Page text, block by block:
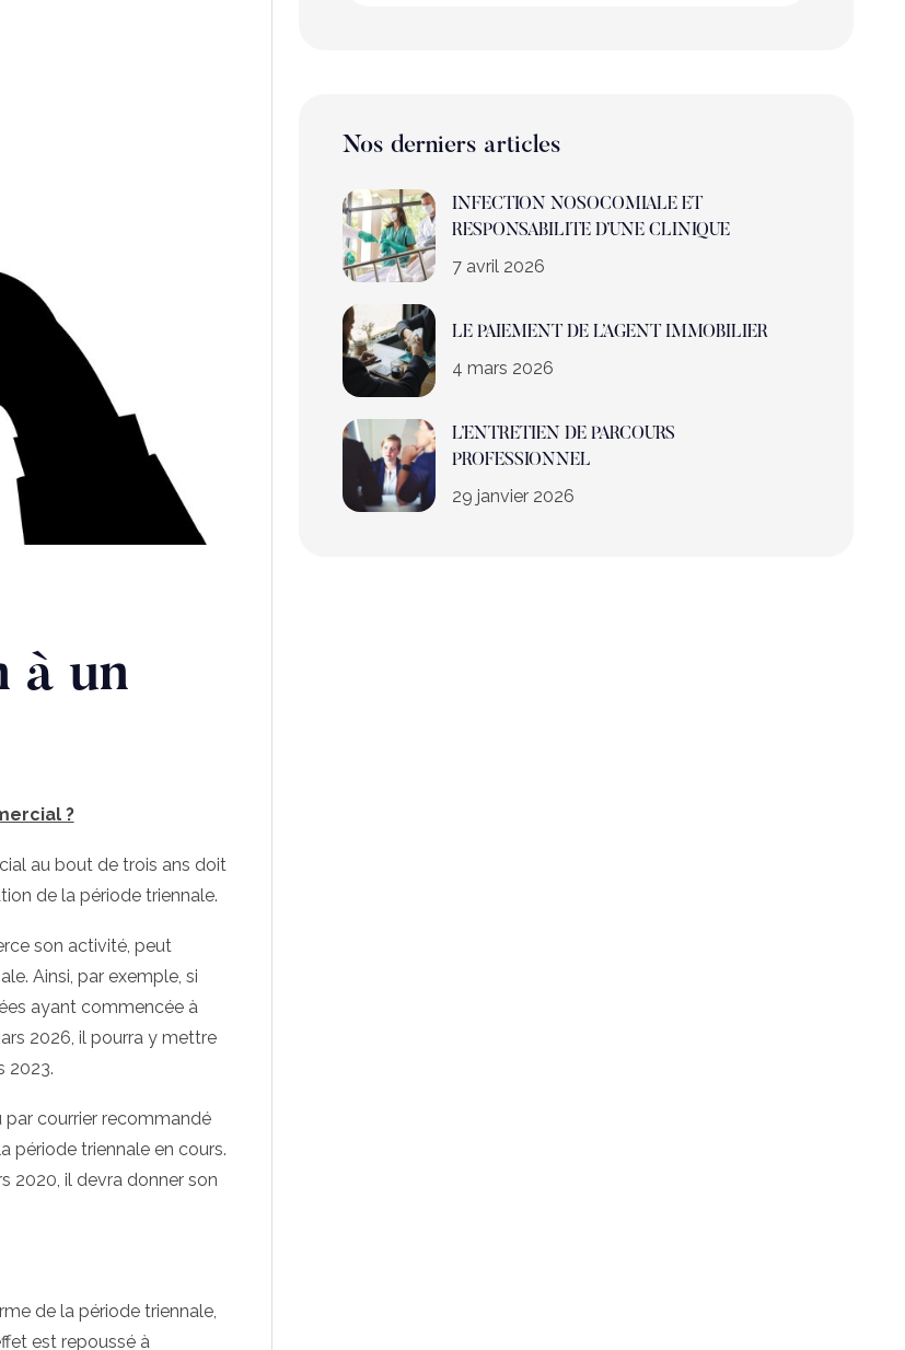
à un
?
au bout de trois ans doit
de la période triennale.
son activité, peut
Ainsi, par exemple, si
ayant commencée à
2026, il pourra y mettre
2023.
par courrier recommandé
période triennale en cours.
2020, il devra donner son
de la période triennale,
est repoussé à
Nos derniers articles
INFECTION NOSOCOMIALE ET
RESPONSABILITE D’UNE CLINIQUE
7 avril 2026
LE PAIEMENT DE L’AGENT IMMOBILIER
4 mars 2026
L’ENTRETIEN DE PARCOURS
PROFESSIONNEL
29 janvier 2026